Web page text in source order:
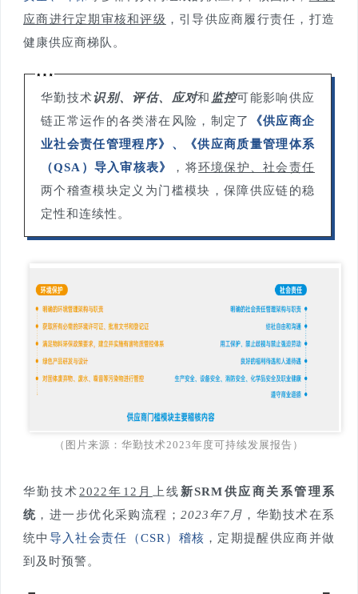
应商进行定期审核和评级 ，引导供应商履行责任，打造
健康供应商梯队。
华勤技术识别、评估、应对和 监控可能影响供应
链正常运作的各类潜在风险，制定了
《供应商企
业社会责任管理程序》、《供应商质量管理体系
（QSA）导入审核表》
，将环境保护、社会责任
两个稽查模块定义为门槛模块，保障供应链的稳
定性和连续性。
（图片来源： 华勤技术2023年度可持续发展报告）
华勤技术2022年12月 上线新SRM供应商关系管理系
统 ，进一步优化采购流程； 2023年7月 ，华勤技术在系
统中 导入社会责任（CSR）稽核 ，定期提醒供应商并做
到及时预警。